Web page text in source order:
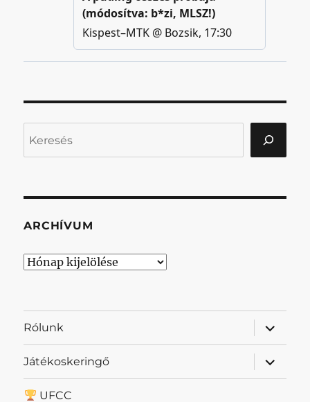
ARCHÍVUM
Archívum
Rólunk
almenü
Játékoskeringő
almenü
UFCC